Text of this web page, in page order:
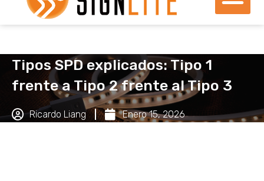
Tipos SPD explicados: Tipo 1
frente a Tipo 2 frente al Tipo 3
Ricardo Liang Enero 15, 2026